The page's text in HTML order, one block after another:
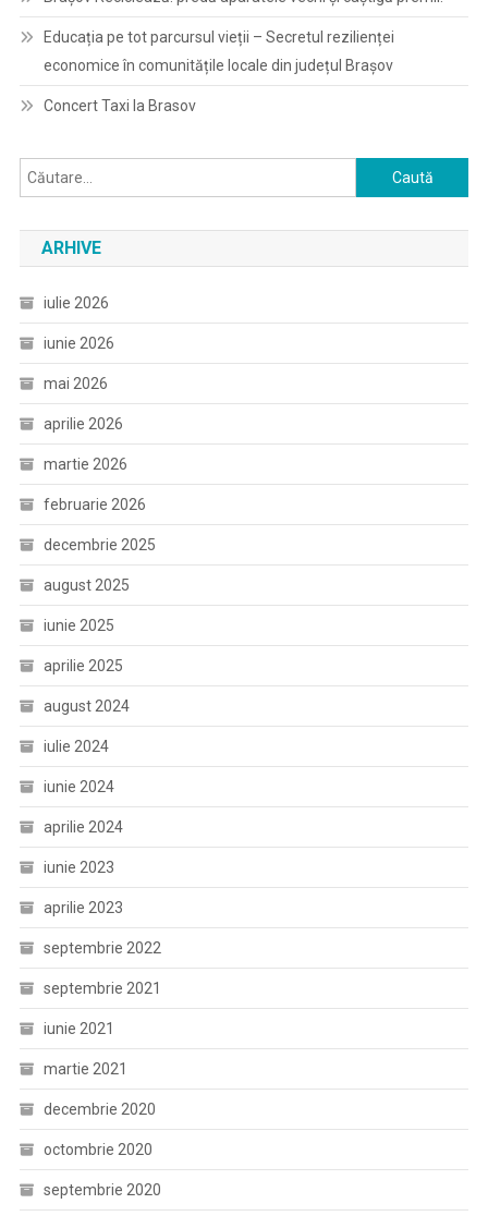
Educația pe tot parcursul vieții – Secretul rezilienței
economice în comunitățile locale din județul Brașov
Concert Taxi la Brasov
Caută
după:
ARHIVE
iulie 2026
iunie 2026
mai 2026
aprilie 2026
martie 2026
februarie 2026
decembrie 2025
august 2025
iunie 2025
aprilie 2025
august 2024
iulie 2024
iunie 2024
aprilie 2024
iunie 2023
aprilie 2023
septembrie 2022
septembrie 2021
iunie 2021
martie 2021
decembrie 2020
octombrie 2020
septembrie 2020